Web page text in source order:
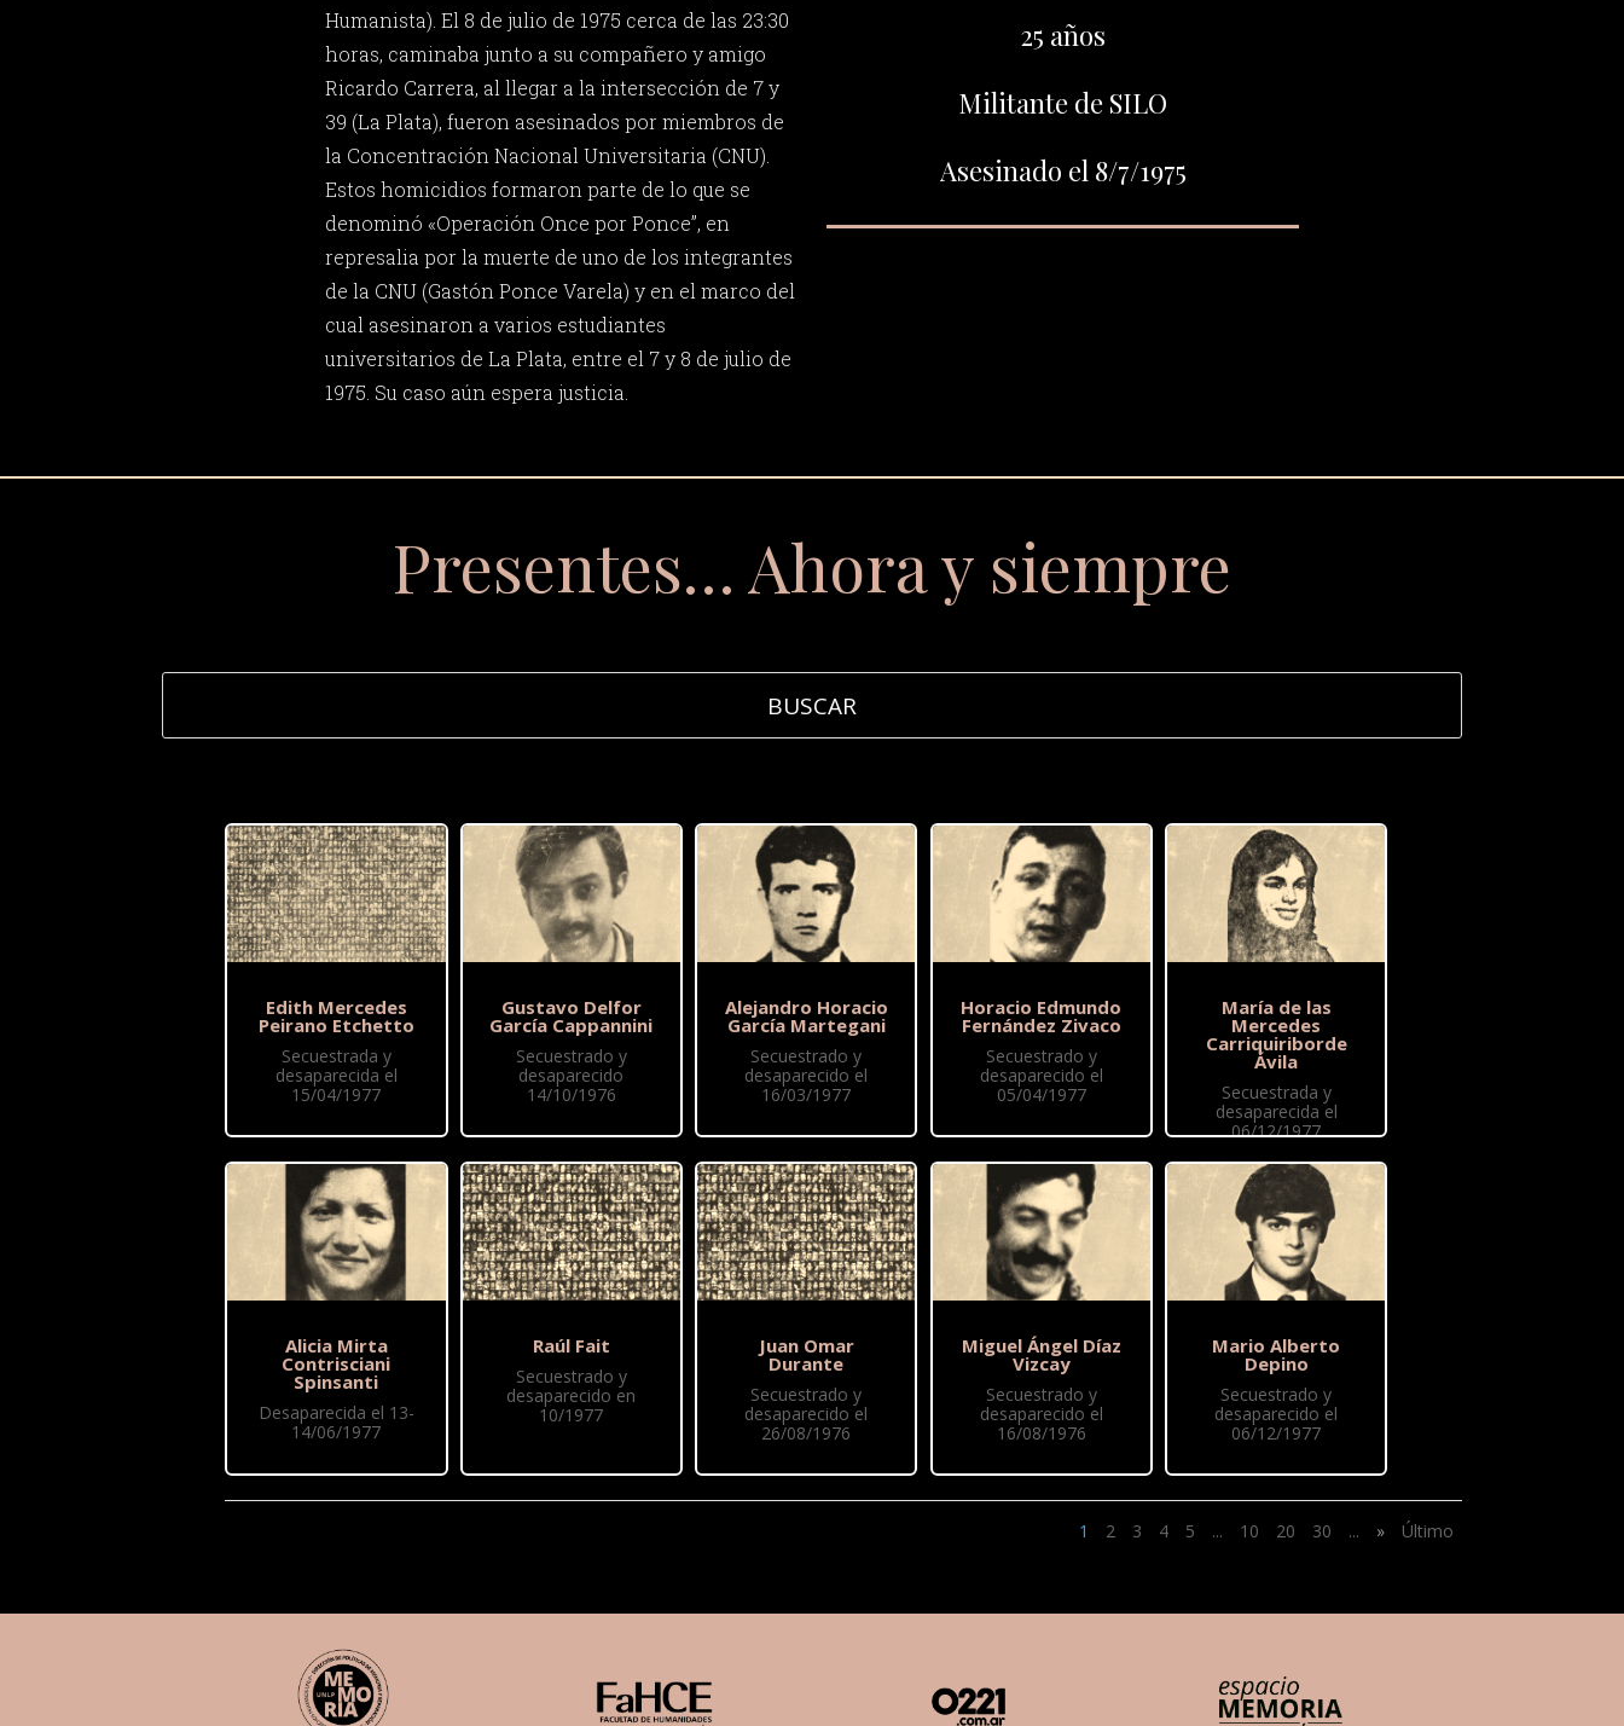
Humanista). El 8 de julio de 1975 cerca de las 23:30
horas, caminaba junto a su compañero y amigo
Ricardo Carrera, al llegar a la intersección de 7 y
39 (La Plata), fueron asesinados por miembros de
la Concentración Nacional Universitaria (CNU).
Estos homicidios formaron parte de lo que se
denominó «Operación Once por Ponce”, en
represalia por la muerte de uno de los integrantes
de la CNU (Gastón Ponce Varela) y en el marco del
cual asesinaron a varios estudiantes
universitarios de La Plata, entre el 7 y 8 de julio de
1975. Su caso aún espera justicia.
25 años
Militante de SILO
Asesinado el 8/7/1975
Presentes… Ahora y siempre
Edith Mercedes
Peirano Etchetto
Secuestrada y
desaparecida el
15/04/1977
Alicia Mirta
Contrisciani
Spinsanti
Desaparecida el 13-
14/06/1977
Gustavo Delfor
García Cappannini
Secuestrado y
desaparecido
14/10/1976
Raúl Fait
Secuestrado y
desaparecido en
10/1977
Alejandro Horacio
García Martegani
Secuestrado y
desaparecido el
16/03/1977
Juan Omar
Durante
Secuestrado y
desaparecido el
26/08/1976
Horacio Edmundo
Fernández Zivaco
Secuestrado y
desaparecido el
05/04/1977
Miguel Ángel Díaz
Vizcay
Secuestrado y
desaparecido el
16/08/1976
María de las
Mercedes
Carriquiriborde
Ávila
Secuestrada y
desaparecida el
06/12/1977
Mario Alberto
Depino
Secuestrado y
desaparecido el
06/12/1977
1 2 3 4 5 ... 10 20 30 ... » Último